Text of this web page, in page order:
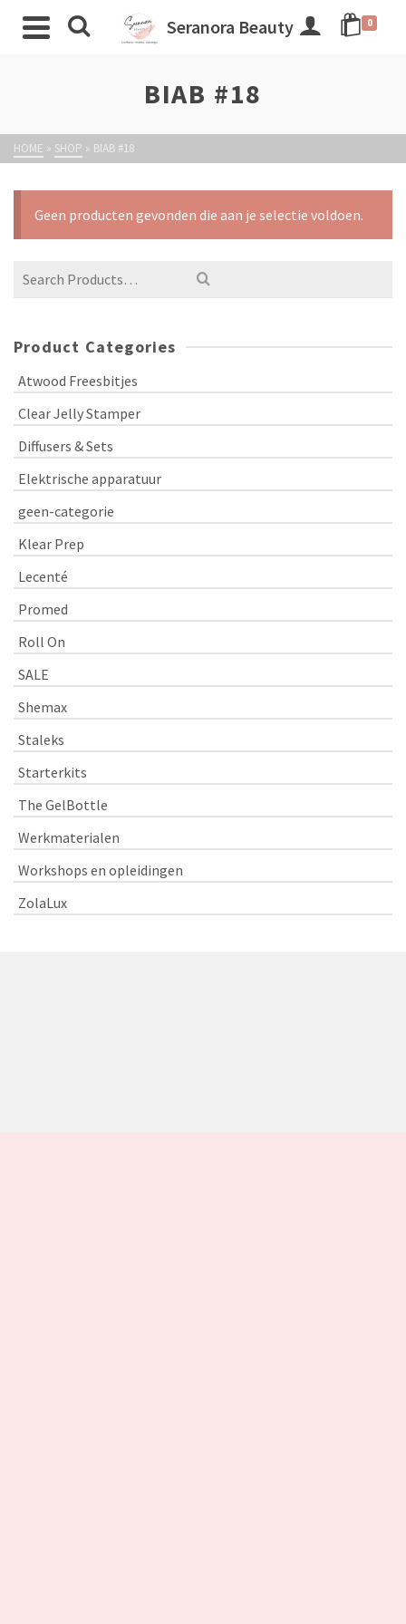
Seranora Beauty 0
BIAB #18
HOME » SHOP » BIAB #18
Geen producten gevonden die aan je selectie voldoen.
Product Categories
Atwood Freesbitjes
Clear Jelly Stamper
Diffusers & Sets
Elektrische apparatuur
geen-categorie
Klear Prep
Lecenté
Promed
Roll On
SALE
Shemax
Staleks
Starterkits
The GelBottle
Werkmaterialen
Workshops en opleidingen
ZolaLux